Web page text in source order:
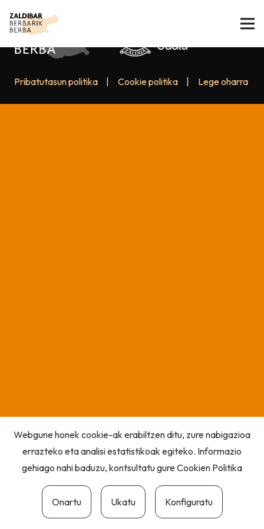
Pribatutasun politika Cookie politika Lege oharra
Webgune honek cookie-ak erabiltzen ditu, zure nabigazioa
errazteko eta analisi estatistikoak egiteko. Informazio
gehiago nahi baduzu, kontsultatu gureCookien Politika
Onartu Ukatu Konfiguratu